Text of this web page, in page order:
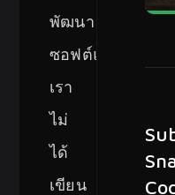
พัฒนา
ซอฟต์แวร์
เรา
ไม่
ได้
เขียน